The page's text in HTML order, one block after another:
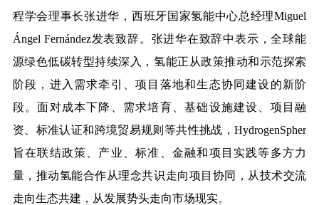
程学会理事长张进华，西班牙国家氢能中心总经理Miguel
Ángel Fernández发表致辞。张进华在致辞中表示，全球能
源绿色低碳转型持续深入，氢能正从政策推动和示范探索
阶段，进入需求牵引、项目落地和生态协同建设的新阶
段。面对成本下降、需求培育、基础设施建设、项目融
资、标准认证和跨境贸易规则等共性挑战，HydrogenSpher
旨在联结政策、产业、标准、金融和项目实践等多方力
量，推动氢能合作从理念共识走向项目协同，从技术交流
走向生态共建，从发展势头走向市场现实。